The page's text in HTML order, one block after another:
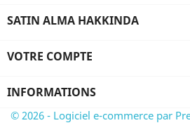
SATIN ALMA HAKKINDA
VOTRE COMPTE
INFORMATIONS
© 2026 - Logiciel e-commerce par